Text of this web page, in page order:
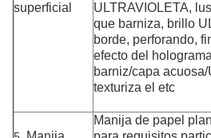
superficial
ULTRAVIOLETA,
que barniza, brillo
borde, perforando,
efecto del
barniz/capa
texturiza el etc
Manija de papel